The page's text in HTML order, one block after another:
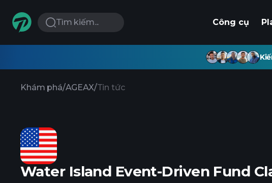
Tìm kiếm... Công cụ
Khám phá/AGEAX/Tin tức
Water Island Event-Driven Fund